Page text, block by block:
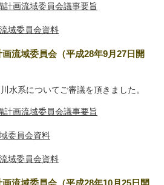
計画流域委員会議事要旨
域委員会資料
流域委員会（平成28年9月27日開
水系についてご審議を頂きました。
計画流域委員会議事要旨
委員会資料
域委員会資料
流域委員会（平成28年10月25日開